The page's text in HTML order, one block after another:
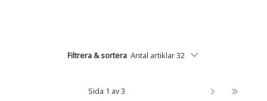
Filtrera & sortera Antal artiklar 32
Sida 1 av 3